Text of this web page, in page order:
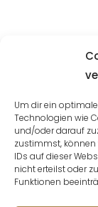
Um dir ein
Technologien wie
und/oder darauf
zustimmst, können
IDs auf dieser
nicht erteilst oder
Funktionen
Bildung
Bühne
Werke
Über mich